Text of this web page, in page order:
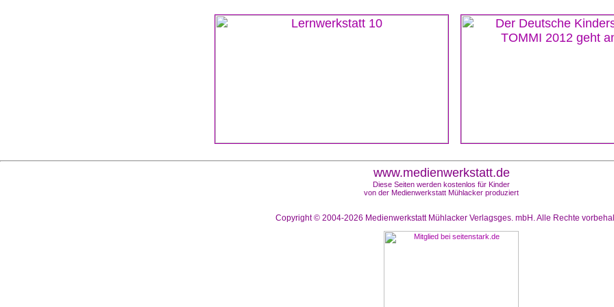
www.medienwerkstatt.de
Diese Seiten werden kostenlos für Kinder
von der Medienwerkstatt Mühlacker produziert
Copyright © 2004-2026 Medienwerkstatt Mühlacker Verlagsges. mbH. Alle Rechte